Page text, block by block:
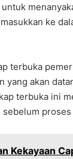
ke
terbuka
yang akan
terbuka ini
Kekayaan